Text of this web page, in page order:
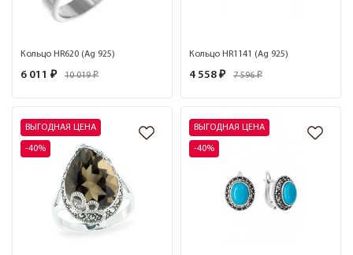
Кольцо HR620 (Ag 925)
6 011 ₽ 10 019 ₽
Кольцо HR1141 (Ag 925)
4 558 ₽ 7 596 ₽
ВЫГОДНАЯ ЦЕНА
-40%
ВЫГОДНАЯ ЦЕНА
-40%